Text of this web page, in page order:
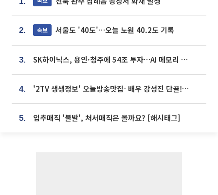
2. 속보 서울도 '40도'…오늘 노원 40.2도 기록
3. SK하이닉스, 용인·청주에 54조 투자…AI 메모리 생산기지 키운다
4. '2TV 생생정보' 오늘방송맛집- 배우 강성진 단골! 쌀국수ㆍ푸팟퐁 커리 맛집 '블○○○'
5. 입추매직 '불발', 처서매직은 올까요? [해시태그]